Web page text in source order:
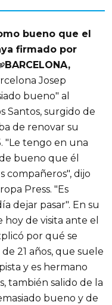
bueno que el
firmado por
BARCELONA,
Josep
bueno" al
Santos, surgido de
de renovar su
"Le tengo en una
bueno que él
compañeros", dijo
Press. "Es
dejar pasar". En su
de visita ante el
por qué se
21 años, que suele
y es hermano
también salido de la
bueno y de